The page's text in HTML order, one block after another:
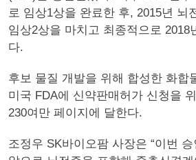
로 임상1상을 완료한 후, 2015년 뇌
임상2상을 마치고 최종적으로 2018
다.
후보 물질 개발을 위해 합성한 화합
미국 FDA에 신약판매허가 신청을
230여만 페이지에 달한다.
조정우 SK바이오팜 사장은 “이번